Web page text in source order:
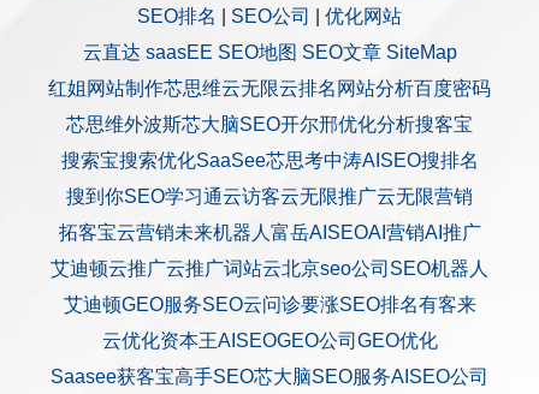
SEO排名
SEO公司
优化网站
云直达 saasEE SEO地图 SEO文章 SiteMap
红姐网站制作芯思维云无限云排名 网站分析百度密码
芯思维外波斯芯大脑SEO开尔邢优化分析搜客宝
搜索宝搜索优化SaaSee芯思考中涛AISEO搜排名
搜到你SEO学习通云访客云无限推广云无限营销
拓客宝云营销未来机器人 富岳AISEOAI营销AI推广
艾迪顿云推广云推广词站云北京seo公司 SEO机器人
艾迪顿GEO服务SEO云问诊要涨SEO排名有客来
云优化资本王AISEOGEO公司 GEO优化
Saasee获客宝高手SEO芯大脑SEO服务AISEO公司